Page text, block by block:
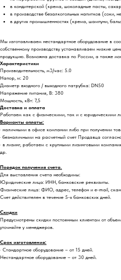
в кондитерской (крема, шоколадные пасты,
в производстве безалкогольных напитков (соки,
в других промышленностях (крема, шампуни,
Мы изготавливаем нестандартное оборудование в
собственному производству устанавливаем низкие
продукцию. Возможна доставка по России, а также
Характеристики
Производительность, м3/час: 5.0
Напор, м: 20
Диаметр входного / выходного патрубка: DN50
Напряжение питания, В: 380
Мощность, кВт: 7,5
Доставка и оплата
Работаем как с физическими, так и с юридическими
Варианты оплаты:
· наличными в офисе компании либо при получении
· безналичными на расчетный счет Продавца
· в лизинг, работаем с крупными лизинговыми
др.
Порядок получения счета.
Для выставления счета необходимы:
Юридические лица: ИНН, банковские реквизиты.
Физические лица: ФИО, адрес, телефон и e-mail,
Счет действителен в течение 5-х банковских дней.
Скидки
Предусмотрены скидки постоянным клиентам от
уточняйте у менеджеров.
Срок изготовления:
· Стандартное оборудование – от 15 дней.
Нестандартное оборудование – от 30 дней.